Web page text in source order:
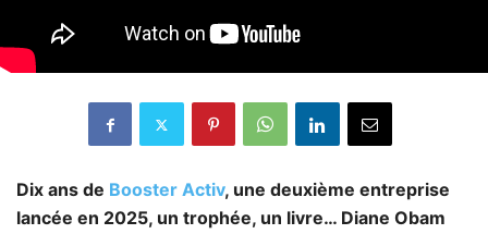
Dix ans de Booster Activ, une deuxième entreprise
lancée en 2025, un trophée, un livre… Diane Obam